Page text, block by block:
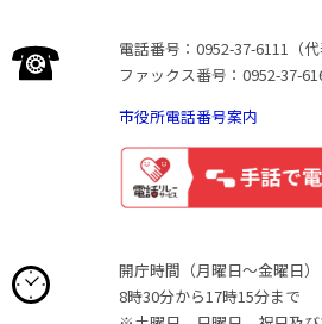
電話番号：0952-37-6111（代
ファックス番号：0952-37-
市役所電話番号案内
開庁時間（月曜日〜金曜日）
8時30分から17時15分まで